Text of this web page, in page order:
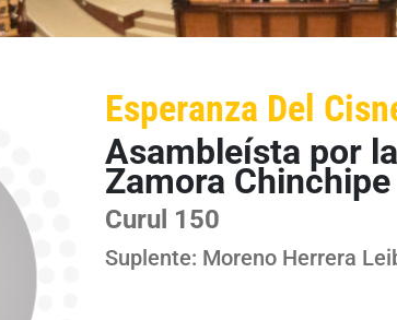
Esperanza Del
Asambleísta por
Zamora Chinchipe
Curul 150
Suplente: Moreno Herrera